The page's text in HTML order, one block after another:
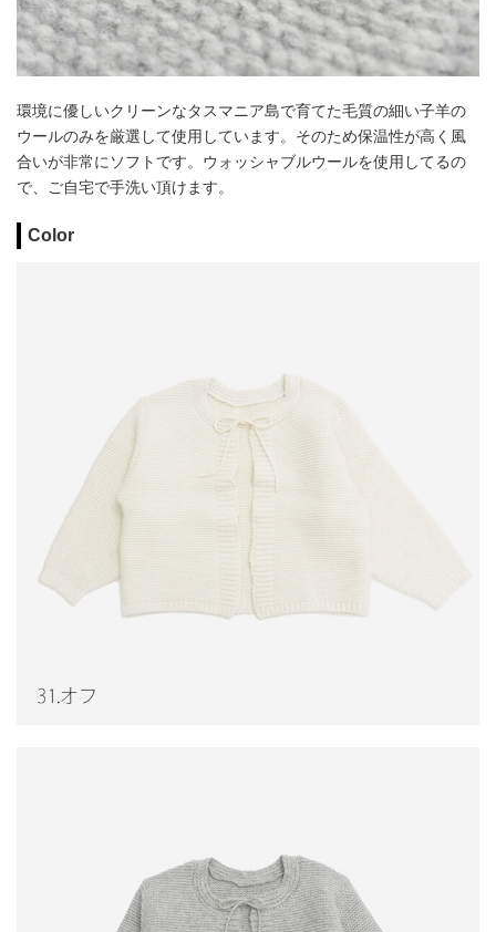
環境に優しいクリーンなタスマニア島で育てた毛質の細い子羊の
ウールのみを厳選して使用しています。そのため保温性が高く風
合いが非常にソフトです。ウォッシャブルウールを使用してるの
で、ご自宅で手洗い頂けます。
Color